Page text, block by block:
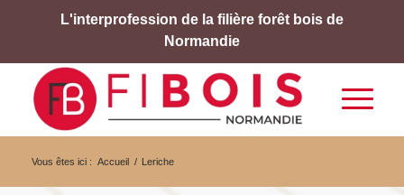
L'interprofession de la filière forêt bois de
Normandie
Vous êtes ici : Accueil / Leriche